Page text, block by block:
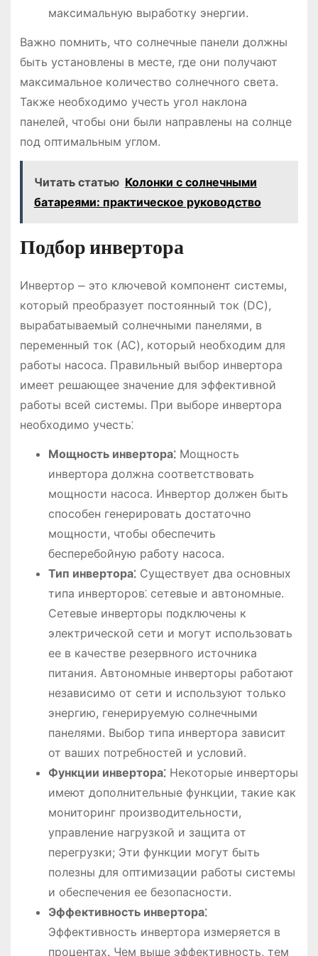
максимальную выработку энергии.
Важно помнить, что солнечные панели должны
быть установлены в месте, где они получают
максимальное количество солнечного света.
Также необходимо учесть угол наклона
панелей, чтобы они были направлены на солнце
под оптимальным углом.
Читать статью Колонки с солнечными
батареями: практическое руководство
Подбор инвертора
Инвертор ⎼ это ключевой компонент системы,
который преобразует постоянный ток (DC),
вырабатываемый солнечными панелями, в
переменный ток (AC), который необходим для
работы насоса. Правильный выбор инвертора
имеет решающее значение для эффективной
работы всей системы. При выборе инвертора
необходимо учесть⁚
Мощность инвертора⁚Мощность
инвертора должна соответствовать
мощности насоса. Инвертор должен быть
способен генерировать достаточно
мощности, чтобы обеспечить
бесперебойную работу насоса.
Тип инвертора⁚Существует два основных
типа инверторов⁚ сетевые и автономные.
Сетевые инверторы подключены к
электрической сети и могут использовать
ее в качестве резервного источника
питания. Автономные инверторы работают
независимо от сети и используют только
энергию, генерируемую солнечными
панелями. Выбор типа инвертора зависит
от ваших потребностей и условий.
Функции инвертора⁚Некоторые инверторы
имеют дополнительные функции, такие как
мониторинг производительности,
управление нагрузкой и защита от
перегрузки; Эти функции могут быть
полезны для оптимизации работы системы
и обеспечения ее безопасности.
Эффективность инвертора⁚
Эффективность инвертора измеряется в
процентах. Чем выше эффективность, тем